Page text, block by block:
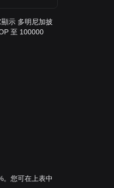
示 多明尼加披
至 100000
。您可在上表中